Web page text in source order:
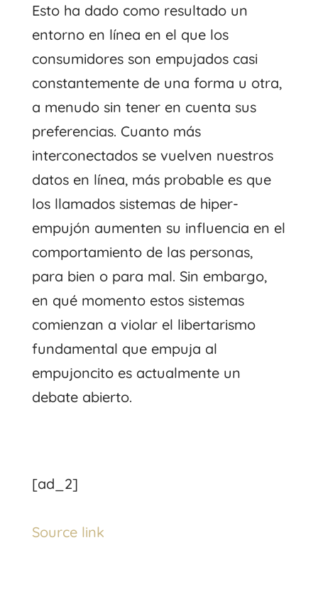
Esto ha dado como resultado un
entorno en línea en el que los
consumidores son empujados casi
constantemente de una forma u otra,
a menudo sin tener en cuenta sus
preferencias. Cuanto más
interconectados se vuelven nuestros
datos en línea, más probable es que
los llamados sistemas de hiper-
empujón aumenten su influencia en el
comportamiento de las personas,
para bien o para mal. Sin embargo,
en qué momento estos sistemas
comienzan a violar el libertarismo
fundamental que empuja al
empujoncito es actualmente un
debate abierto.
[ad_2]
Source link